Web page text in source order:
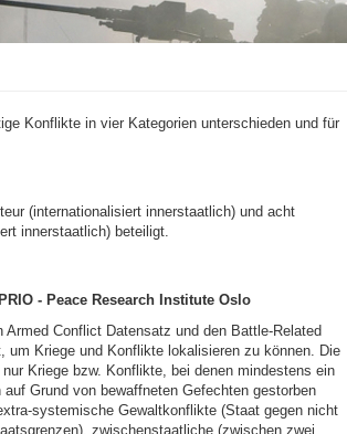
Konflikte in vier Kategorien unterschieden und für
(internationalisiert innerstaatlich) und acht
innerstaatlich) beteiligt.
PRIO - Peace Research Institute Oslo
Conflict Datensatz und den Battle-Related
um Kriege und Konflikte lokalisieren zu können. Die
Kriege bzw. Konflikte, bei denen mindestens ein
Grund von bewaffneten Gefechten gestorben
systemische Gewaltkonflikte (Staat gegen nicht
zwischenstaatliche (zwischen zwei